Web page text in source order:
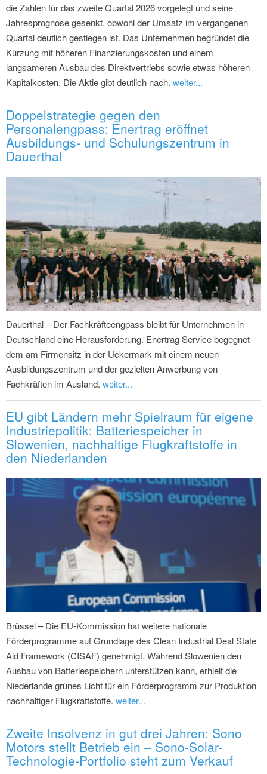
die Zahlen für das zweite Quartal 2026 vorgelegt und seine
Jahresprognose gesenkt, obwohl der Umsatz im vergangenen
Quartal deutlich gestiegen ist. Das Unternehmen begründet die
Kürzung mit höheren Finanzierungskosten und einem
langsameren Ausbau des Direktvertriebs sowie etwas höheren
Kapitalkosten. Die Aktie gibt deutlich nach. weiter...
Doppelstrategie gegen den
Personalengpass: Enertrag eröffnet
Ausbildungs- und Schulungszentrum in
Dauerthal
Dauerthal – Der Fachkräfteengpass bleibt für Unternehmen in
Deutschland eine Herausforderung. Enertrag Service begegnet
dem am Firmensitz in der Uckermark mit einem neuen
Ausbildungszentrum und der gezielten Anwerbung von
Fachkräften im Ausland. weiter...
EU gibt Ländern mehr Spielraum für eigene
Industriepolitik: Batteriespeicher in
Slowenien, nachhaltige Flugkraftstoffe in
den Niederlanden
Brüssel – Die EU-Kommission hat weitere nationale
Förderprogramme auf Grundlage des Clean Industrial Deal State
Aid Framework (CISAF) genehmigt. Während Slowenien den
Ausbau von Batteriespeichern unterstützen kann, erhielt die
Niederlande grünes Licht für ein Förderprogramm zur Produktion
nachhaltiger Flugkraftstoffe. weiter...
Zweite Insolvenz in gut drei Jahren: Sono
Motors stellt Betrieb ein – Sono-Solar-
Technologie-Portfolio steht zum Verkauf